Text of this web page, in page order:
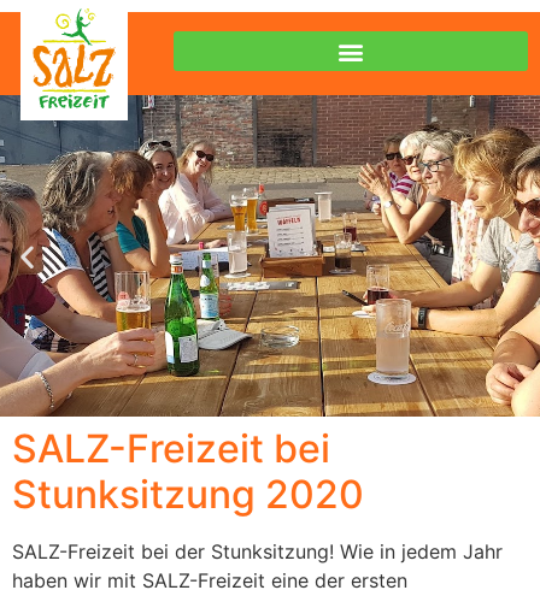
Gemütlichkeit
Biergarten, Essen & Trinken...
SALZ-Freizeit bei
Stunksitzung 2020
SALZ-Freizeit bei der Stunksitzung! Wie in jedem Jahr
haben wir mit SALZ-Freizeit eine der ersten